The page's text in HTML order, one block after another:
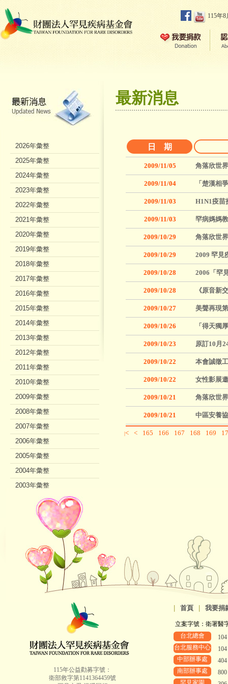
115年
最新消息
日 期
2009/11/05 角落欣世
2009/11/04 「楚漢相
2009/11/03 H1N1疫苗
2009/11/03 罕病媽媽
2009/10/29 角落欣世
2009/10/29 2009 罕見
2009/10/28 2006「罕
2009/10/28 《原音新
2009/10/27 美聲再現
2009/10/26 「得天獨
2009/10/23 原訂10月
2009/10/22 本會誠徵
2009/10/22 女性影展
2009/10/21 角落欣世
2009/10/21 中區安養
|< < 165 166 167 168 169
2026年彙整
2025年彙整
2024年彙整
2023年彙整
2022年彙整
2021年彙整
2020年彙整
2019年彙整
2018年彙整
2017年彙整
2016年彙整
2015年彙整
2014年彙整
2013年彙整
2012年彙整
2011年彙整
2010年彙整
2009年彙整
2008年彙整
2007年彙整
2006年彙整
2005年彙整
2004年彙整
2003年彙整
2002年彙整
115年公益勸募字號：
衛部救字第1141364459號
首頁 我要捐
立案字號：衛署醫
台北總會
台北服務中心
中部辦事處
南部辦事處
罕見家園